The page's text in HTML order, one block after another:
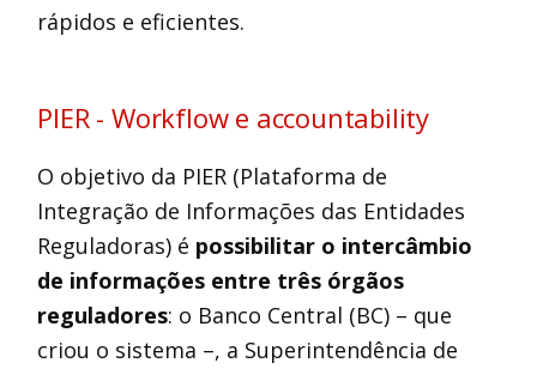
rápidos e eficientes.
PIER - Workflow e accountability
O objetivo da PIER (Plataforma de
Integração de Informações das Entidades
Reguladoras) é possibilitar o intercâmbio
de informações entre três órgãos
reguladores: o Banco Central (BC) – que
criou o sistema –, a Superintendência de